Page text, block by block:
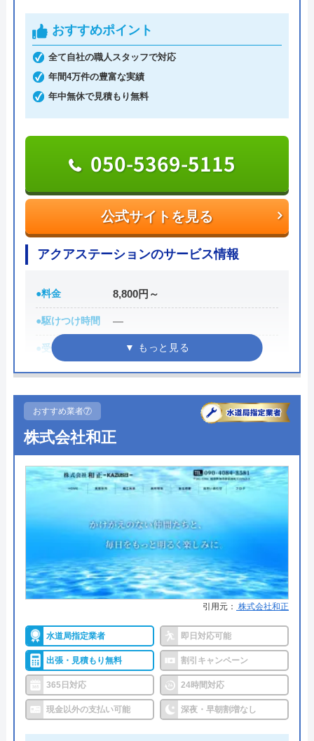
てくれますが、高いです。 まぁ、ガス給湯
器専門店と比べたら仕方ないかもしれません
Googleクチコミを見る
営業時間は10:00～17:00、毎週水曜・日曜が定休日
です。LINEで写真を送付すると施工費用の概算を教
えてくれるのでとても便利です。現地での正確な見
積に関しても無料で実施しているので、ぜひご利用
ください。
公式サイトを見る
受付時間 10:00～17:00
明石住まいるリフォームの基本情報
創業・設立 1900年
所在地
〒441-0101
対応エリア
明石住まいるリフォームのクチコ
ミ on
件のクチコミ）
※クチコミの内容について
大林育志
迅速で丁寧な仕事で満足しています。市川さ
んも真面目で好感がもてました。
おすすめポイント
全て自社の職人スタッフで対応
年間4万件の豊富な実績
年中無休で見積もり無料
公式サイトを見る
050-5369-5115
アクアステーションのサービス情報
●料金 8,800円～
●駆けつけ時間 ―
●受付時間 24時間
●定休日 年中無休
●累計実績
アクアステーションがおすすめの理由
ン、その特徴は何と言っても全て自社の職人スタッ
フが対応してくれるところです。
年間40,000件以上の実績があり、その全てを自社ス
タッフが対応しているということは、それだけ経験
す。
つまり、トイレトラブル対応に関しては信頼して依
頼できるでしょう。
また、料金としては平均的な値段ではありますが、
おすすめ業者⑦
株式会社和正
引用元： 株式会社和正
水道局指定業者 即日対応可能
出張・見積もり無料 割引キャンペーン
365日対応 24時間対応
現金以外の支払い可能 深夜・早朝割増なし